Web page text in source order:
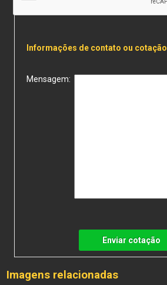
Informações de contato ou cotação
Mensagem:
Enviar cotação
Imagens relacionadas